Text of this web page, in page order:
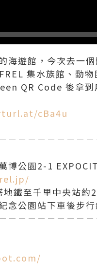
海遊館，今次去一個
集水族館、動物
QR Code 後拿到
cBa4u
－－－－－－－－－
博公園2-1
鐵至千里中央站約
念公園站下車後步
－－－－－－－－－